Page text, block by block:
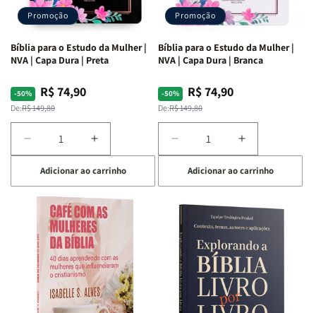
Promoção
Bíblia para o Estudo da Mulher |
NVA | Capa Dura | Preta
-50%
Preço
normal
De:R$ 149,80
Preço
promocional
R$ 74,90
Diminuir
a
quantidade
de
Bíblia
para
Estudo
da
Mulher
NVA
Aumentar
a
quantidade
de
Bíblia
para
o
Estudo
da
Mulher
|
NVA
Adicionar ao carrinho
Promoção
Bíblia para o Estudo da Mulher |
NVA | Capa Dura | Branca
-50%
Preço
normal
De:R$ 149,80
Preço
promocional
R$ 74,90
Diminuir
a
quantidade
de
Bíblia
o
Estudo
da
Mulher
NVA
Aumentar
a
quantidade
de
Bíblia
para
o
Estudo
Mulher
|
NVA
Adicionar ao carrinho